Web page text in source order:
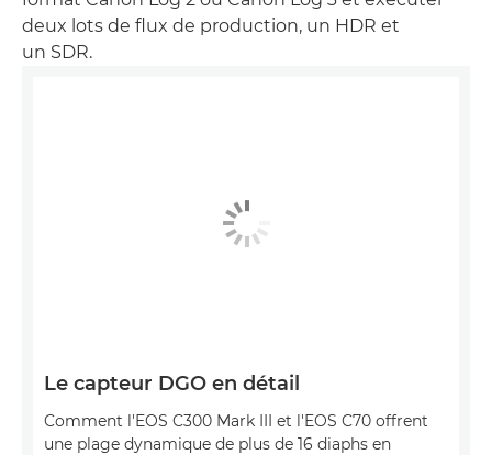
deux lots de flux de production, un HDR et
un SDR.
Le capteur DGO en détail
Comment l'EOS C300 Mark III et l'EOS C70 offrent
une plage dynamique de plus de 16 diaphs en